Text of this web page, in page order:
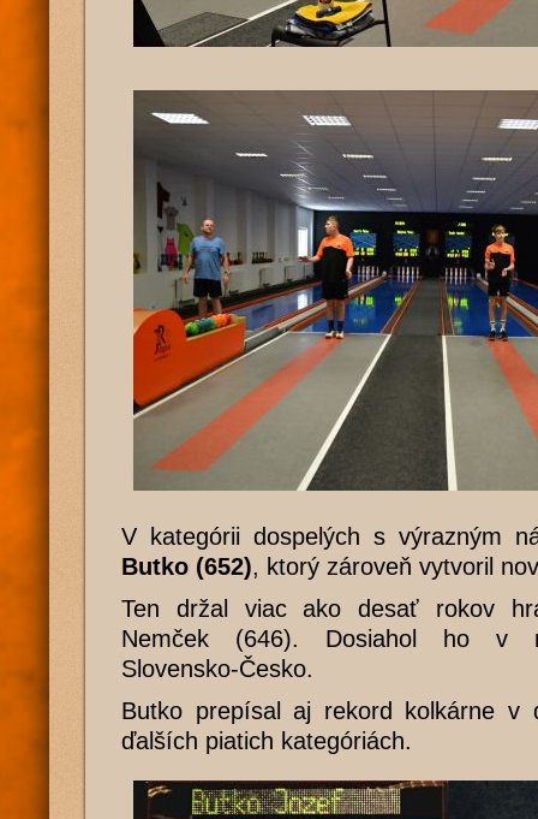
V kategórii dospelých s výrazným
Butko (652), ktorý zároveň vytvoril
Ten držal viac ako desať rokov
Nemček (646). Dosiahol ho v
Slovensko-Česko.
Butko prepísal aj rekord kolkárne v
ďalších piatich kategóriách.